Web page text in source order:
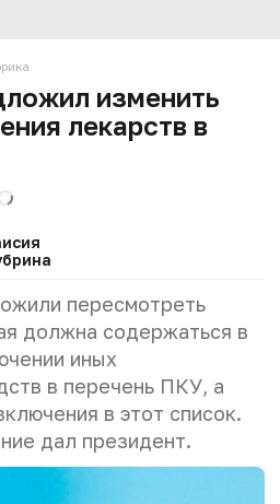
изменить
лекарств в
пересмотреть
должна содержаться в
иных
в перечень ПКУ, а
в этот список.
дал президент.